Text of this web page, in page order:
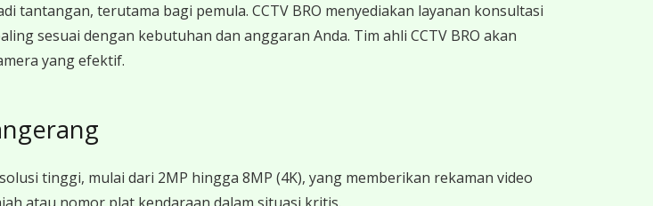
tantangan, terutama bagi pemula. CCTV BRO menyediakan layanan konsultasi
sesuai dengan kebutuhan dan anggaran Anda. Tim ahli CCTV BRO akan
yang efektif.
tinggi, mulai dari 2MP hingga 8MP (4K), yang memberikan rekaman video